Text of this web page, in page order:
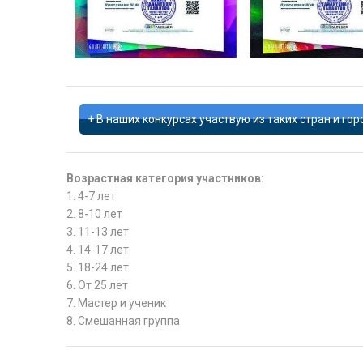
В наших конкурсах участвую из таких стран и
Возрастная категория участников:
1. 4-7 лет
2. 8-10 лет
3. 11-13 лет
4. 14-17 лет
5. 18-24 лет
6. От 25 лет
7. Мастер и ученик
8. Смешанная группа